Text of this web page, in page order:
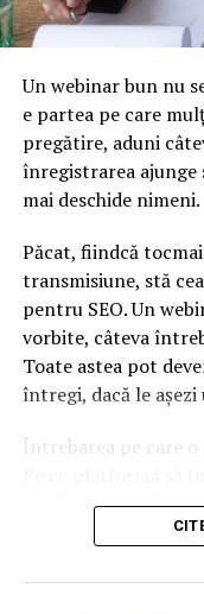
Un webinar bun nu
e partea pe care
pregătire, aduni
înregistrarea
mai deschide nimeni.
Păcat, fiindcă
transmisiune, stă
pentru SEO. Un
vorbite, câteva
Toate astea pot
întregi, dacă le
Întrebarea pe care o
din Google, nu doar
scurt e că